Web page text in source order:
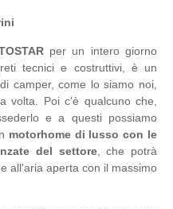
per un intero giorno
tecnici e costruttivi, è un
camper, come lo siamo noi,
volta. Poi c'è qualcuno che,
e a questi possiamo
motorhome di lusso con le
del settore, che potrà
all'aria aperta con il massimo